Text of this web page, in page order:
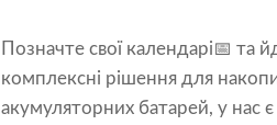
Позначте свої календарі📅 та
комплексні рішення для
акумуляторних батарей, у нас є